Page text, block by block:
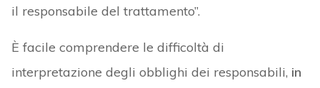
il responsabile del trattamento”.
È facile comprendere le difficoltà di
interpretazione degli obblighi dei responsabili, in